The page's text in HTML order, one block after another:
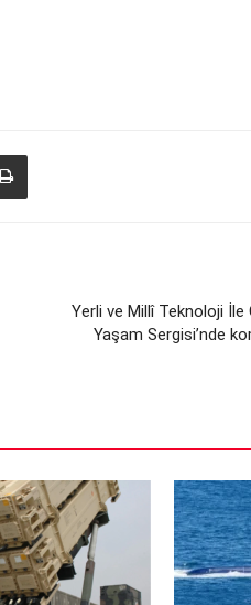
Yerli ve Millî Teknoloji
Yaşam Sergisi’nde